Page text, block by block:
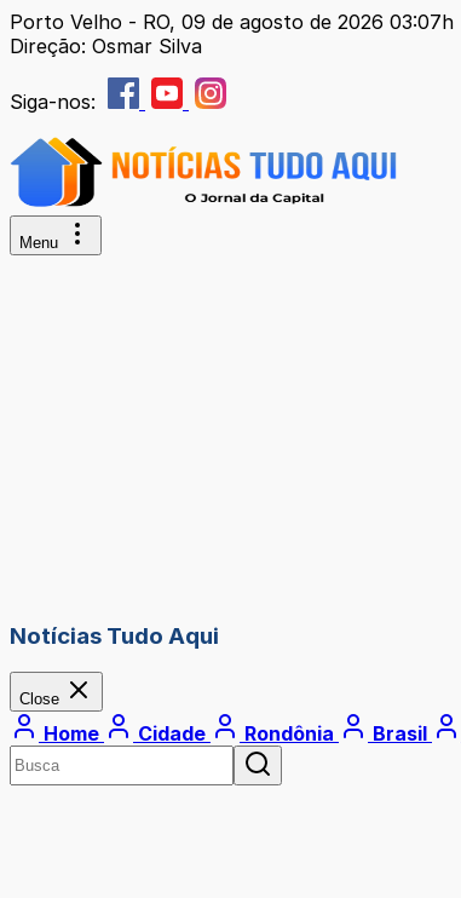
Porto Velho - RO, 09 de agosto de 2026 03:07h
Direção: Osmar Silva
Siga-nos:
Menu
Notícias Tudo Aqui
Close
Home Cidade Rondônia Brasil